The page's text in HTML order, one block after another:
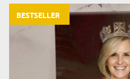
BESTSELLER